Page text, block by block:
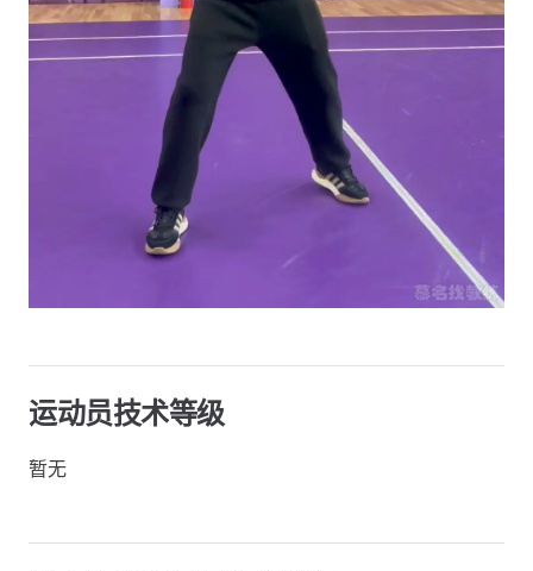
运动员技术等级
暂无